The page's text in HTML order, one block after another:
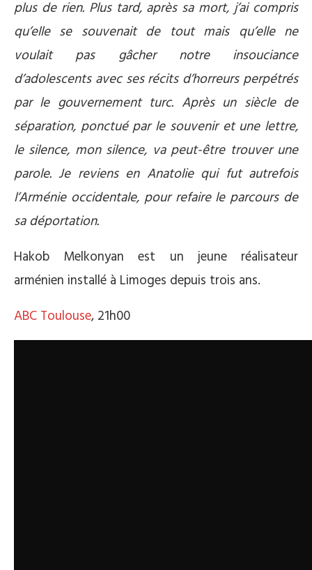
plus de rien. Plus tard, après sa mort, j’ai compris
qu’elle se souvenait de tout mais qu’elle ne
voulait pas gâcher notre insouciance
d’adolescents avec ses récits d’horreurs perpétrés
par le gouvernement turc. Après un siècle de
séparation, ponctué par le souvenir et une lettre,
le silence, mon silence, va peut-être trouver une
parole. Je reviens en Anatolie qui fut autrefois
l’Arménie occidentale, pour refaire le parcours de
sa déportation.
Hakob Melkonyan est un jeune réalisateur
arménien installé à Limoges depuis trois ans.
ABC Toulouse, 21h00